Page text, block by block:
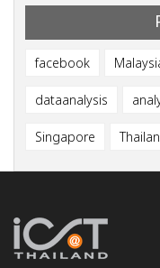
facebook
dataanalysis
Singapore